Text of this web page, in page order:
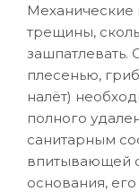
трещины,
плесенью,
налёт)
полного
санитарным
впитывающей
основания,